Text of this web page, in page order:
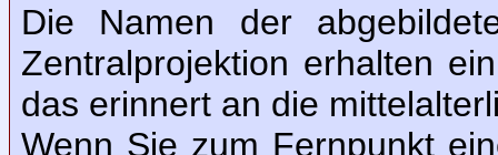
Die Namen der
Zentralprojektion erhalten
das erinnert an die
Wenn Sie zum Fernpunkt